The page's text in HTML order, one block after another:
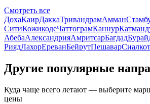
Смотреть все
ДохаКаирДаккаТривандрамАмман
СитиКожикодеЧаттограмКаннур
АбебаАлександрияАмритсарБагдад
РиядЛахорЕреванБейрутПешаварСиалкот
Другие популярные
Куда чаще всего летают — выберите
цены